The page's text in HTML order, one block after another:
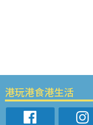
港玩港食港生活